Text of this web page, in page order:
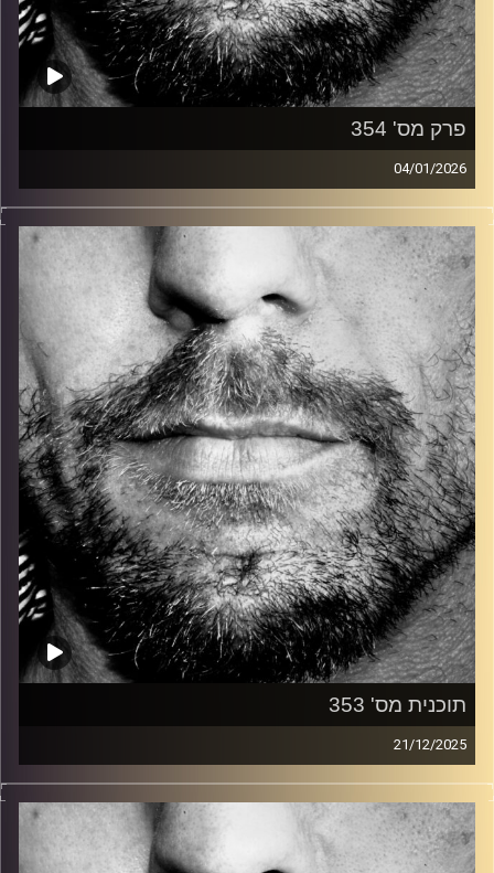
פרק מס' 354
04/01/2026
זיפים, מוזיקה מחוספסת של הופעות חיות. הרבה ג'אם, רוק,
בלוז, bluegrass, ג'אז, Fאנק, פרוגרסיב ואפילו אלקטרוניקה.
כל מה שחי, אמיתי ונושם.
עם שמוליק רגב.
קרדיט תמונות: David Goehring
תוכנית מס' 353
21/12/2025
זיפים, מוזיקה מחוספסת של הופעות חיות. הרבה ג'אם, רוק,
בלוז, bluegrass, ג'אז, Fאנק, פרוגרסיב ואפילו אלקטרוניקה.
כל מה שחי, אמיתי ונושם.
עם שמוליק רגב.